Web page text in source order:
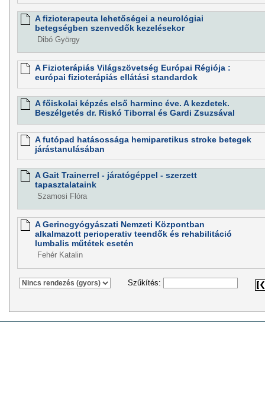
A fizioterapeuta lehetőségei a neurológiai
betegségben szenvedők kezelésekor
Dibó György
A Fizioterápiás Világszövetség Európai Régiója :
európai fizioterápiás ellátási standardok
A főiskolai képzés első harminc éve. A kezdetek.
Beszélgetés dr. Riskó Tiborral és Gardi Zsuzsával
A futópad hatásossága hemiparetikus stroke betegek
járástanulásában
A Gait Trainerrel - járatógéppel - szerzett
tapasztalataink
Szamosi Flóra
A Gerincgyógyászati Nemzeti Központban
alkalmazott perioperativ teendők és rehabilitáció
lumbalis műtétek esetén
Fehér Katalin
Szűkítés: